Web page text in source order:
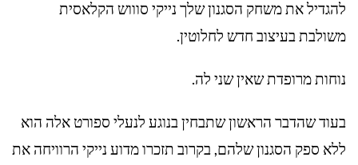
להגדיל את משחק הסגנון שלך נייקי סוווש הקלאסית
משולבת בעיצוב חדש לחלוטין.
נוחות מרופדת שאין שני לה.
בעוד שהדבר הראשון שתבחין בנוגע לנעלי ספורט אלה הוא
ללא ספק הסגנון שלהם, בקרוב תזכרו מדוע נייקי הרוויחה את